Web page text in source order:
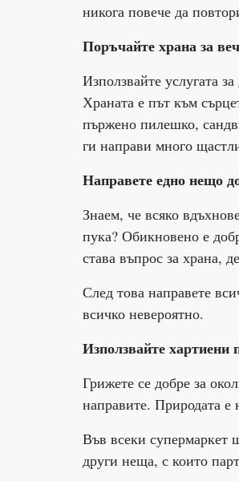
никога повече да
Поръчайте храна за
Използвайте услугата за
Храната е път към
пържено пилешко,
ги направи много
Направете едно нещо
Знаем, че всяко
пука? Обикновено е
става въпрос за храна,
След това направете
всичко невероятно.
Използвайте хартиени
Грижете се добре за
направите. Природата
Във всеки супермаркет
други неща, с които